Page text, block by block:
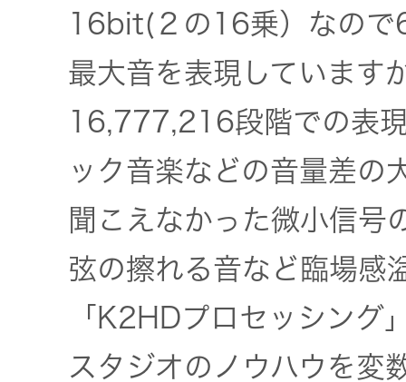
16bit(２の16乗）なので
最大音を表現しています
16,777,216段階での表
ック音楽などの音量差の
聞こえなかった微小信号
弦の擦れる音など臨場感
「K2HDプロセッシング
スタジオのノウハウを変